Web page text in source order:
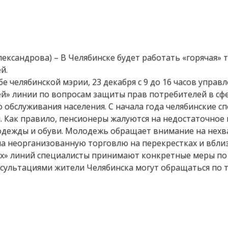
– В Челябинске будет работать «горячая»
челябинской мэрии, 23 декабря с 9 до 16 часов
линии по вопросам защиты прав потребителей в
населения. С начала года челябинские
правило, пенсионеры жалуются на недостаточное
и обуви. Молодежь обращает внимание на
неорганизованную торговлю на перекрестках и
линий специалисты принимают конкретные меры
жители Челябинска могут обращаться по